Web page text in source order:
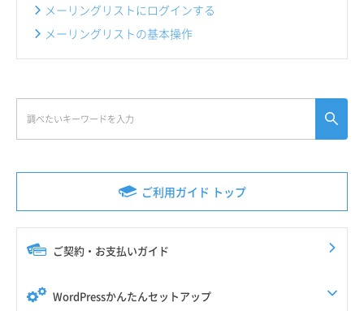
ご利用ガイド トップ
ご契約・お支払いガイド
WordPressかんたんセットアップ
メーリングリストにログインする
メーリングリストの基本操作